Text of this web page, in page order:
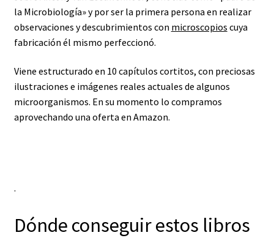
la Microbiología» y por ser la primera persona en realizar
observaciones y descubrimientos con microscopios cuya
fabricación él mismo perfeccionó.
Viene estructurado en 10 capítulos cortitos, con preciosas
ilustraciones e imágenes reales actuales de algunos
microorganismos. En su momento lo compramos
aprovechando una oferta en Amazon.
.
Dónde conseguir estos libros